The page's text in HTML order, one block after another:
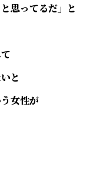
思ってるだ」と
と
女性が